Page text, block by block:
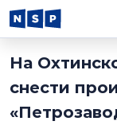
На
снести